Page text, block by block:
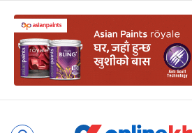
Skip